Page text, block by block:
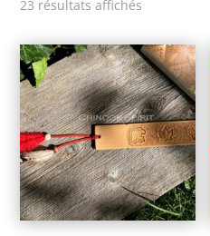
23 résultats affichés
plus
récent
au
plus
ancien